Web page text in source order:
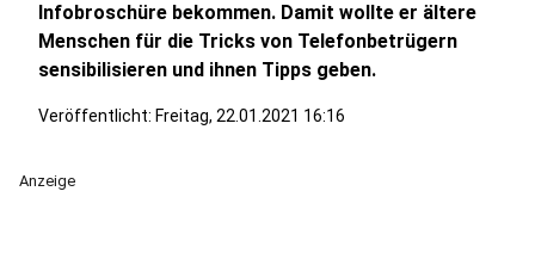
Infobroschüre bekommen. Damit wollte er ältere
Menschen für die Tricks von Telefonbetrügern
sensibilisieren und ihnen Tipps geben.
Veröffentlicht: Freitag, 22.01.2021 16:16
Anzeige